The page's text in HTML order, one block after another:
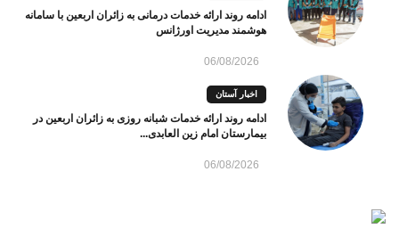
ادامه روند ارائه خدمات درمانی به زائران اربعین با سامانه
هوشمند مدیریت اورژانس
06/08/2026
اخبار آستان
ادامه روند ارائه خدمات شبانه روزی به زائران اربعین در
بیمارستان امام زین العابدی...
06/08/2026